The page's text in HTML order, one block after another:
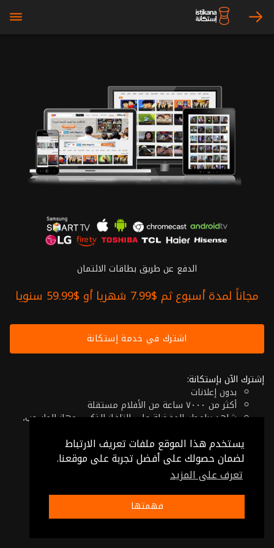
يستخدم هذا الموقع ملفات تعريف الارتباط
لضمان حصولك على أفضل تجربة على موقعنا.
تعرف على المزيد
فهمتها
arrow_right
bars
الدفع عن طريق بطاقات الائتمان
مجاناً لمدة أسبوع ثم $7.99 شهريا أو $59.99 سنويا
اشترك في خدمة إستكانة
إشترك الآن بإستكانة:
بدون إعلانات
أكثر من ٧٠٠٠ ساعة من الأفلام مستقلة
شاهد برامجك المفضلة على التلفاز الذكي، جهاز الحاسوب،
إلغاء في أي وقت
فقط $7.99 شهريا أو $59.99 سنويا
شروط الإستخدام-